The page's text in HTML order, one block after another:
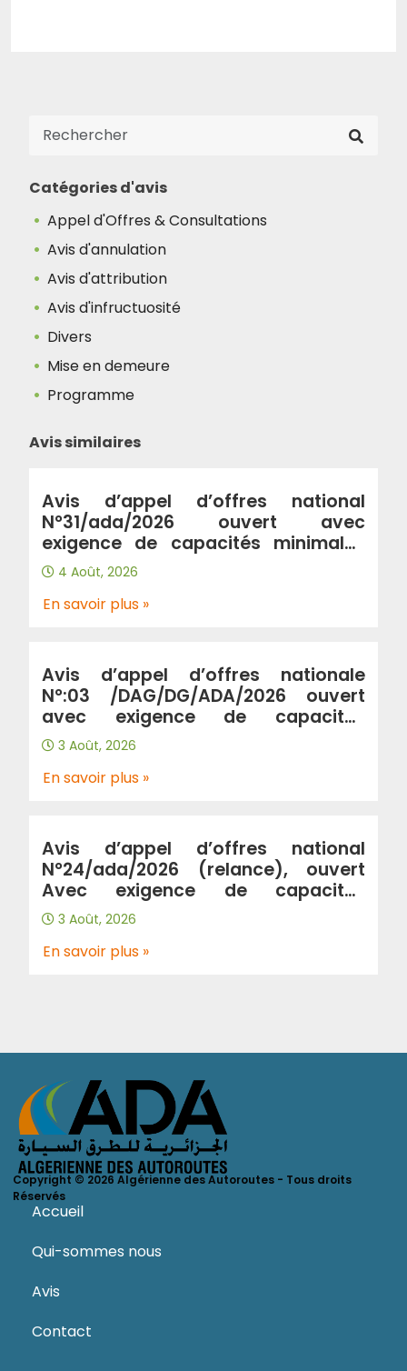
Catégories d'avis
Appel d'Offres & Consultations
Avis d'annulation
Avis d'attribution
Avis d'infructuosité
Divers
Mise en demeure
Programme
Avis similaires
Avis d’appel d’offres national
N°31/ada/2026 ouvert avec
exigence de capacités minimales
portant « Renforcement de
l’autoroute A2 entre la ville de
Birtouta « jonction A2/A100 au
PK31+300 » sur 29km en double sens
(wilaya Alger, Blida, Boumerdes) »
4 Août, 2026
En savoir plus »
Avis d’appel d’offres nationale
N°:03 /DAG/DG/ADA/2026 ouvert
avec exigence de capacités
minimales Portant “prestation de
gardiennage et de surveillance au
profit de l’Algérienne Des
3 Août, 2026
En savoir plus »
Avis d’appel d’offres national
N°24/ada/2026 (relance), ouvert
Avec exigence de capacités
minimales : Contrôle et suivi de
traitement de glissements au
niveau de l’autoroute a3 wilaya de
3 Août, 2026
En savoir plus »
Copyright © 2026 Algérienne des Autoroutes - Tous droits
Réservés
Accueil
Qui-sommes nous
Avis
Contact